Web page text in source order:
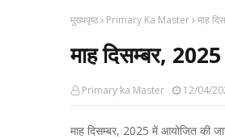
मुख्यपृष्ठ Primary Ka Master माह
माह दिसम्बर,
Primary ka Master 12/04/
माह दिसम्बर, 2025 में आयोजित की